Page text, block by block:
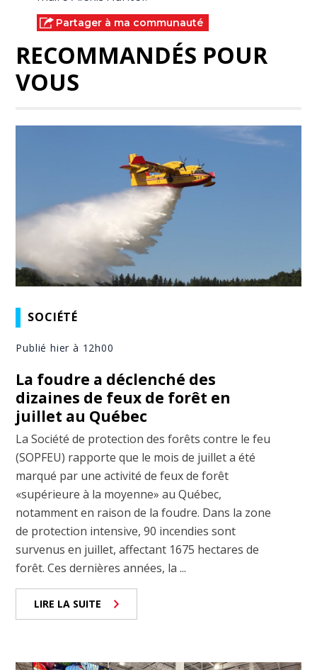
Partager à ma communauté
RECOMMANDÉS POUR
VOUS
SOCIÉTÉ
Publié hier à 12h00
La foudre a déclenché des
dizaines de feux de forêt en
juillet au Québec
La Société de protection des forêts contre le feu
(SOPFEU) rapporte que le mois de juillet a été
marqué par une activité de feux de forêt
«supérieure à la moyenne» au Québec,
notamment en raison de la foudre. Dans la zone
de protection intensive, 90 incendies sont
survenus en juillet, affectant 1675 hectares de
forêt. Ces dernières années, la ...
LIRE LA SUITE